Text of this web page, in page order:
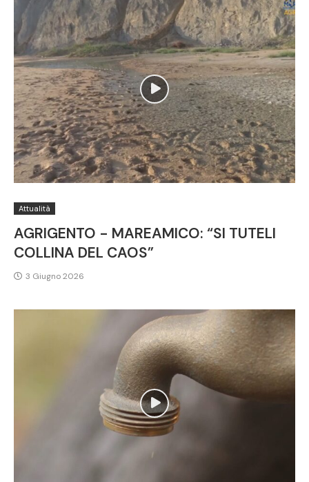
Attualità
AGRIGENTO - MAREAMICO: “SI TUTELI
COLLINA DEL CAOS”
3 Giugno 2026